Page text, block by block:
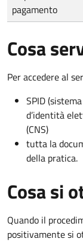
pagamento
Cosa
Per accedere al
SPID
d’identità
(CNS)
tutta la
della pratica.
Cosa si
Quando il
positivamente si